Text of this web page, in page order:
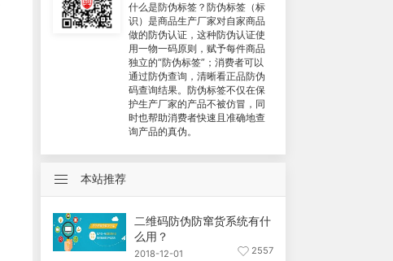
什么是防伪标签？防伪标签（标
识）是商品生产厂家对自家商品
做的防伪认证，这种防伪认证使
用一物一码原则，赋予每件商品
独立的“防伪标签”；消费者可以
通过防伪查询，清晰看正品防伪
码查询结果。防伪标签不仅在保
护生产厂家的产品不被仿冒，同
时也帮助消费者快速且准确地查
询产品的真伪。
本站推荐
二维码防伪防窜货系统有什
么用？
2018-12-01 2557